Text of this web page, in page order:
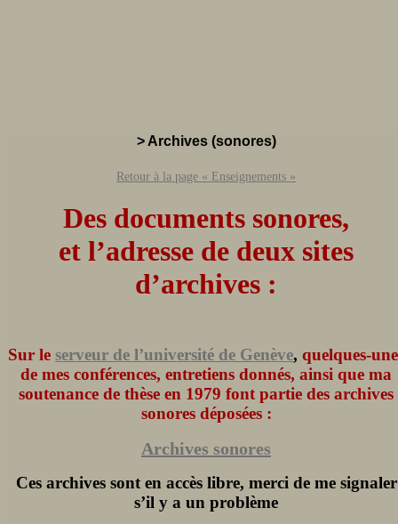
> Archives (sonores)
Retour à la page « Enseignements »
Des documents sonores,
et l’adresse de deux sites
d’archives :
Sur le serveur de l’université de Genève, quelques-
de mes conférences, entretiens donnés, ainsi que ma
soutenance de thèse en 1979 font partie des archives
sonores déposées :
Archives sonores
Ces archives sont en accès libre, merci de me signaler
s’il y a un problème